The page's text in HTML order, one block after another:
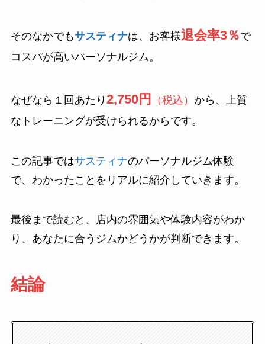
そのなかでもサスティナは、お客様退会率3％で
コスパが高いパーソナルジム。
なぜなら１回あたり 2,750円 （税込） から、上質
なトレーニングが受けられるからです。
この記事ではサスティナのパーソナルジム体験
で、わかったことをリアルに紹介していきます。
最後まで読むと、店内の雰囲気や体験内容がわか
り、あなたに合うジムかどうかが判断できます。
結論